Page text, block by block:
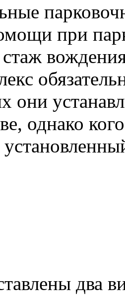
при
они
однако
два